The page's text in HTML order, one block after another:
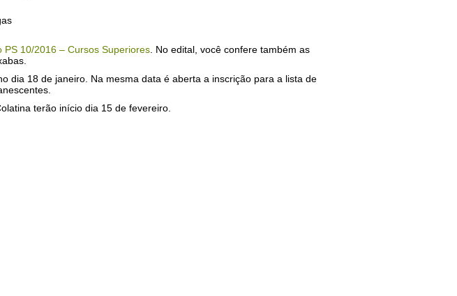
PS 10/2016 – Cursos Superiores . No edital, você confere também as
dia 18 de janeiro. Na mesma data é aberta a inscrição para a lista de
terão início dia 15 de fevereiro.